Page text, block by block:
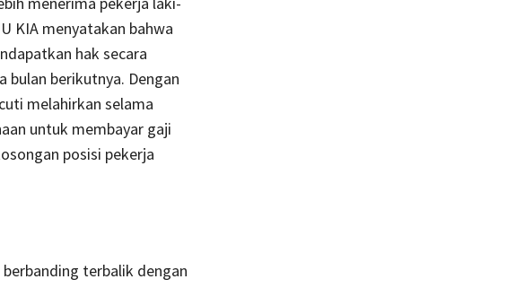
KIA menyatakan bahwa
hak secara
bulan berikutnya. Dengan
melahirkan selama
untuk membayar gaji
posisi pekerja
terbalik dengan